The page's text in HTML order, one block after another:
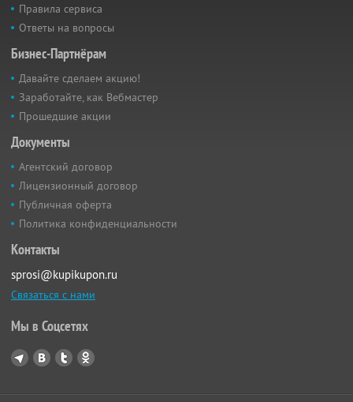
Правила сервиса
Ответы на вопросы
Бизнес-Партнёрам
Давайте сделаем акцию!
Заработайте, как Вебмастер
Прошедшие акции
Документы
Агентский договор
Лицензионный договор
Публичная оферта
Политика конфиденциальности
Контакты
sprosi@kupikupon.ru
Связаться с нами
Мы в Соцсетях